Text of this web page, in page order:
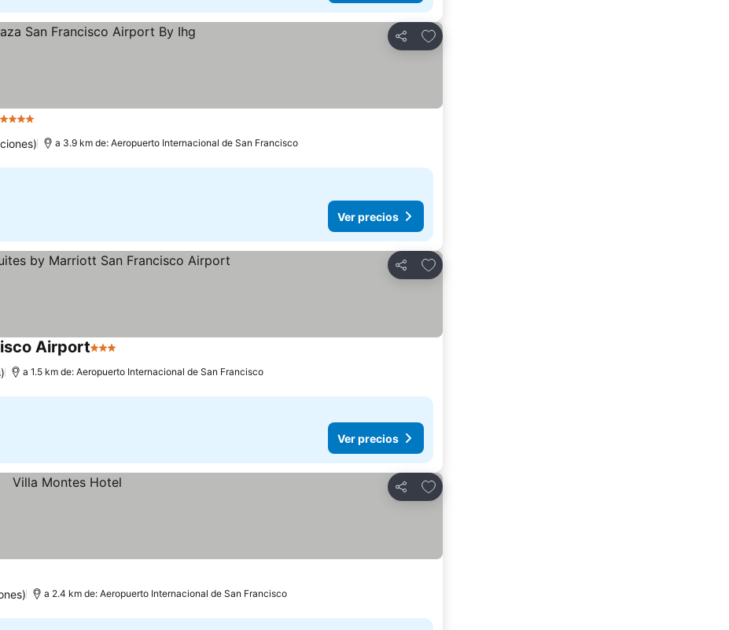
Compartir
Agregar a favoritos
4 Estrellas
a 3.9 km de: Aeropuerto Internacional de San Francisco
Ver precios
Compartir
Agregar a favoritos
Airport3 Estrellas
a 1.5 km de: Aeropuerto Internacional de San Francisco
Ver precios
Compartir
Agregar a favoritos
a 2.4 km de: Aeropuerto Internacional de San Francisco